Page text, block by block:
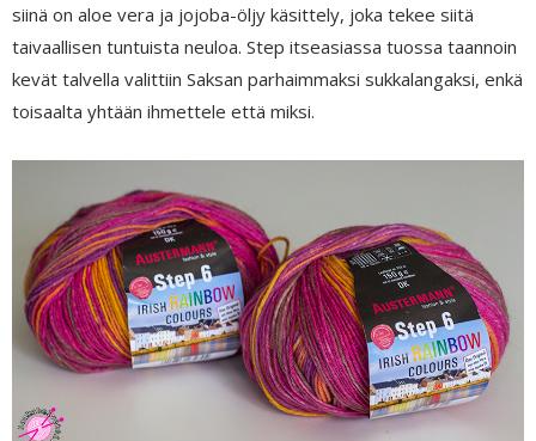
siinä on aloe vera ja jojoba-öljy käsittely, joka tekee siitä
taivaallisen tuntuista neuloa. Step itseasiassa tuossa taannoin
kevät talvella valittiin Saksan parhaimmaksi sukkalangaksi, enkä
toisaalta yhtään ihmettele että miksi.